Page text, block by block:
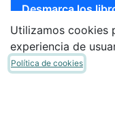
Desmarca los
Sigue
Utilizamos cookies
experiencia de
Política de cookies